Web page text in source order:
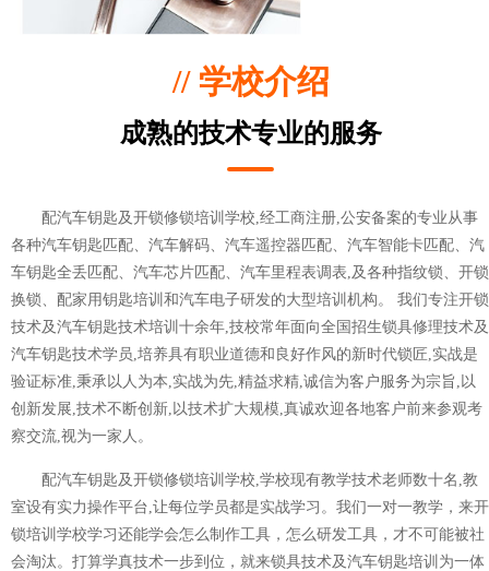
// 学校介绍
成熟的技术专业的服务
配汽车钥匙及开锁修锁培训学校,经工商注册,公安备案的专业从事
各种汽车钥匙匹配、汽车解码、汽车遥控器匹配、汽车智能卡匹配、汽
车钥匙全丢匹配、汽车芯片匹配、汽车里程表调表,及各种指纹锁、开锁
换锁、配家用钥匙培训和汽车电子研发的大型培训机构。 我们专注开锁
技术及汽车钥匙技术培训十余年,技校常年面向全国招生锁具修理技术及
汽车钥匙技术学员,培养具有职业道德和良好作风的新时代锁匠,实战是
验证标准,秉承以人为本,实战为先,精益求精,诚信为客户服务为宗旨,以
创新发展,技术不断创新,以技术扩大规模,真诚欢迎各地客户前来参观考
察交流,视为一家人。
配汽车钥匙及开锁修锁培训学校,学校现有教学技术老师数十名,教
室设有实力操作平台,让每位学员都是实战学习。我们一对一教学，来开
锁培训学校学习还能学会怎么制作工具，怎么研发工具，才不可能被社
会淘汰。打算学真技术一步到位，就来锁具技术及汽车钥匙培训为一体